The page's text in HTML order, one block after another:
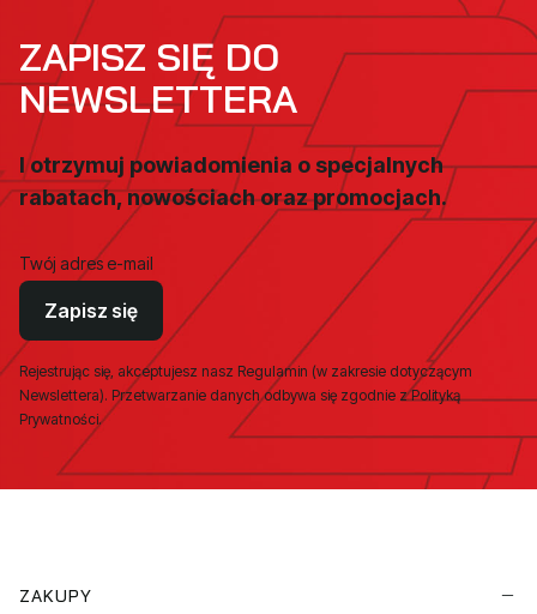
ZAPISZ SIĘ DO
NEWSLETTERA
I otrzymuj powiadomienia o specjalnych
rabatach, nowościach oraz promocjach.
Twój adres e-mail
Zapisz się
Rejestrując się, akceptujesz nasz Regulamin (w zakresie dotyczącym
Newslettera). Przetwarzanie danych odbywa się zgodnie z Polityką
Prywatności.
ZAKUPY